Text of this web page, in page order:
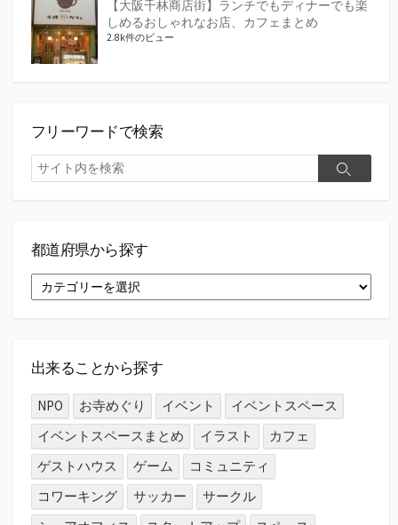
【大阪千林商店街】ランチでもディナーでも楽
しめるおしゃれなお店、カフェまとめ
2.8k件のビュー
フリーワードで検索
検
索
検
都道府県から探す
道
ら
す
出来ることから探す
NPO お寺めぐり イベント
イベントスペース
イベントスペースまとめ
イラスト
カフェ
ゲストハウス
ゲーム
コミュニティ
コワーキング
サッカー
サークル